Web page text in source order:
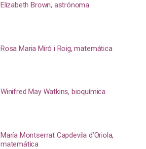
Elizabeth Brown, astrónoma
Rosa Maria Miró i Roig, matemática
Winifred May Watkins, bioquímica
María Montserrat Capdevila d’Oriola,
matemática